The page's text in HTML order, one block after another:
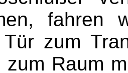
fahren
zum
zum Raum